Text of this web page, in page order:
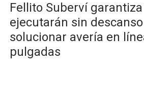
SNS y el SRSO actualizan
Osiris de León responde a
Fellito Suberví
ejecutarán sin
solucionar avería en
pulgadas